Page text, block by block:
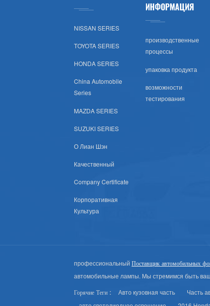
NISSAN SERIES
TOYOTA SERIES
HONDA SERIES
China Automobile
Series
MAZDA SERIES
SUZUKI SERIES
О Лиан Шэн
Качественный
Company Certificate
Корпоративная
Культура
ИНФОРМАЦИЯ
производственные
процессы
упаковка продукта
возможности
тестирования
профессиональный Поставщик автомобильных
автомобильные лампы. Мы стремимся быть
Горячие Теги : Авто кузовная часть Часть